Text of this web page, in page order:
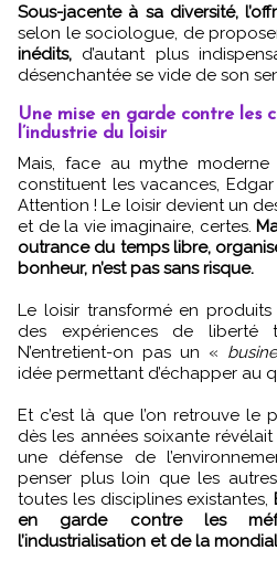
Sous-jacente à sa diversité,
selon le sociologue, de
inédits, d’autant plus
désenchantée se vide de son
Une mise en garde contre les
l’industrie du loisir
Mais, face au mythe moderne du salut personnel que
constituent les vacances,
Attention ! Le loisir devient un
et de la vie imaginaire, certes.
outrance du temps libre,
bonheur, n’est pas sans risque.
Le loisir transformé en
des expériences de liberté
N’entretient-on pas un «
idée permettant d’échapper au
Et c’est là que l’on retrouve le
dès les années soixante
une défense de
penser plus loin que les
toutes les disciplines existantes,
en garde contre les
l’industrialisation et de la